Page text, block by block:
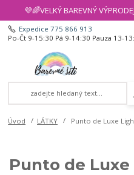
💜🌈VELKÝ BAREVNÝ
Expedice 775 866 913
Po-Čt 9-15:30 Pá 9-14:30 Pauza 13-
Úvod LÁTKY Punto de Luxe
Punto de Luxe